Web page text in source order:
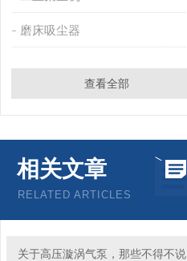
磨床吸尘器
查看全部
相关文章
RELATED ARTICLES
关于高压漩涡气泵，那些不得不说